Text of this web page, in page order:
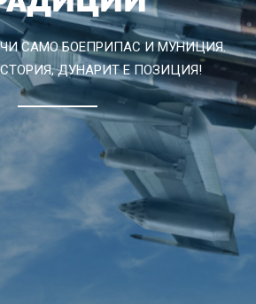
САМО БОЕПРИПАС И МУНИЦИЯ.
ДУНАРИТ Е ПОЗИЦИЯ!